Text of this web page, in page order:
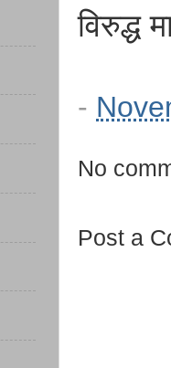
विरुद्ध
-
No
Post a